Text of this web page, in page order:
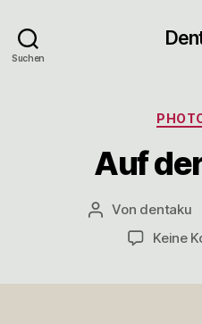
Suchen
Auf
Beitragsautor
Von dentaku
Keine